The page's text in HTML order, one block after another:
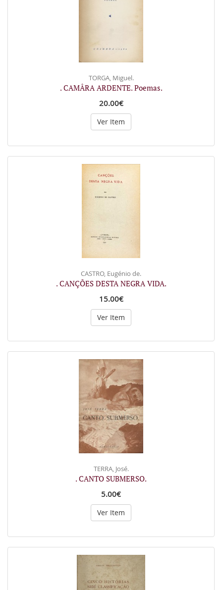
TORGA, Miguel.
. CAMÂRA ARDENTE. Poemas.
20.00€
Ver Item
CASTRO, Eugénio de.
. CANÇÕES DESTA NEGRA VIDA.
15.00€
Ver Item
TERRA, José.
. CANTO SUBMERSO.
5.00€
Ver Item